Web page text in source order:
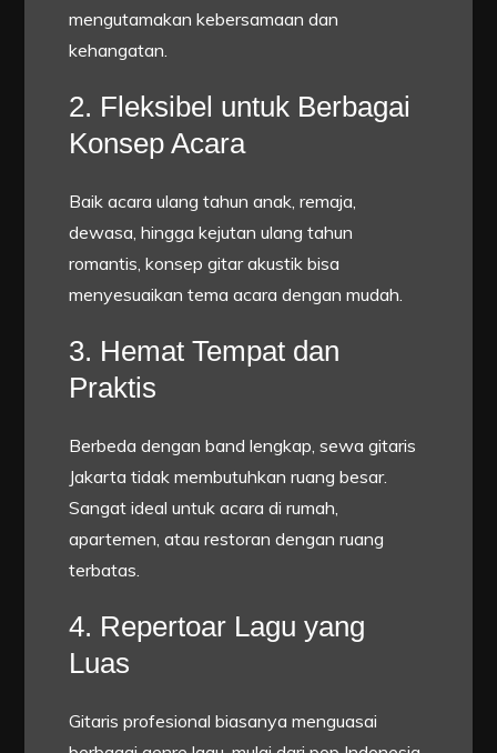
mengutamakan kebersamaan dan
kehangatan.
2. Fleksibel untuk Berbagai
Konsep Acara
Baik acara ulang tahun anak, remaja,
dewasa, hingga kejutan ulang tahun
romantis, konsep gitar akustik bisa
menyesuaikan tema acara dengan mudah.
3. Hemat Tempat dan
Praktis
Berbeda dengan band lengkap, sewa gitaris
Jakarta tidak membutuhkan ruang besar.
Sangat ideal untuk acara di rumah,
apartemen, atau restoran dengan ruang
terbatas.
4. Repertoar Lagu yang
Luas
Gitaris profesional biasanya menguasai